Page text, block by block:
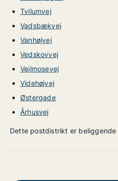
Tvilumvej
Vadsbækvej
Vanhøjvej
Vedskovvej
Vejlmosevej
Videhøjvej
Østergade
Århusvej
Dette postdistrikt er beliggende